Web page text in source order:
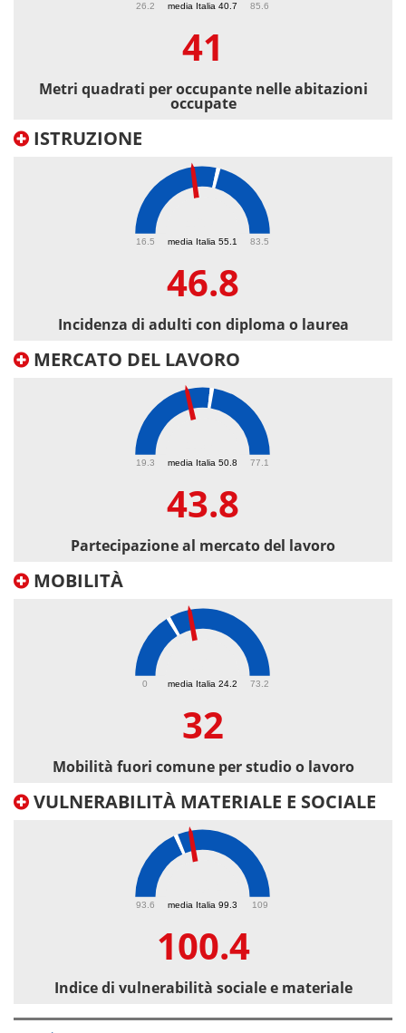
media Italia 40.7
26.2 85.6
41
Metri quadrati per occupante nelle abitazioni
occupate
ISTRUZIONE
media Italia 55.1
16.5 83.5
46.8
Incidenza di adulti con diploma o laurea
MERCATO DEL LAVORO
media Italia 50.8
19.3 77.1
43.8
Partecipazione al mercato del lavoro
MOBILITÀ
media Italia 24.2
0 73.2
32
Mobilità fuori comune per studio o lavoro
VULNERABILITÀ MATERIALE E SOCIALE
media Italia 99.3
93.6 109
100.4
Indice di vulnerabilità sociale e materiale